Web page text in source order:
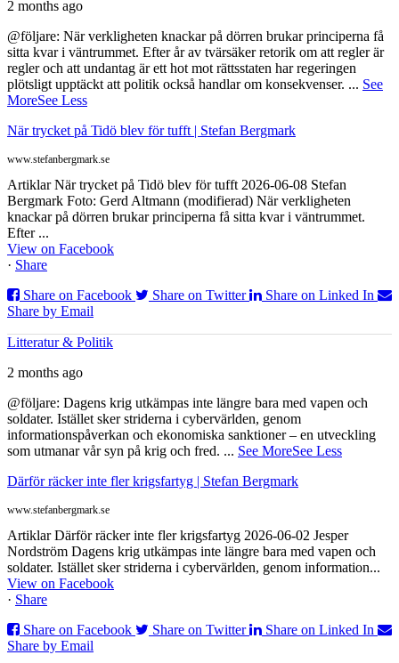
2 months ago
@följare: När verkligheten knackar på dörren brukar principerna få
sitta kvar i väntrummet. Efter år av tvärsäker retorik om att regler är
regler och att undantag är ett hot mot rättsstaten har regeringen
plötsligt upptäckt att politik också handlar om konsekvenser. ... See
MoreSee Less
När trycket på Tidö blev för tufft | Stefan Bergmark
www.stefanbergmark.se
Artiklar När trycket på Tidö blev för tufft 2026-06-08 Stefan
Bergmark Foto: Gerd Altmann (modifierad) När verkligheten
knackar på dörren brukar principerna få sitta kvar i väntrummet.
Efter ...
View on Facebook
· Share
Share on Facebook
Share on Twitter
Share on Linked In
Share by Email
Litteratur & Politik
2 months ago
@följare: Dagens krig utkämpas inte längre bara med vapen och
soldater. Istället sker striderna i cybervärlden, genom
informationspåverkan och ekonomiska sanktioner – en utveckling
som utmanar vår syn på krig och fred. ... See MoreSee Less
Därför räcker inte fler krigsfartyg | Stefan Bergmark
www.stefanbergmark.se
Artiklar Därför räcker inte fler krigsfartyg 2026-06-02 Jesper
Nordström Dagens krig utkämpas inte längre bara med vapen och
soldater. Istället sker striderna i cybervärlden, genom information...
View on Facebook
· Share
Share on Facebook
Share on Twitter
Share on Linked In
Share by Email